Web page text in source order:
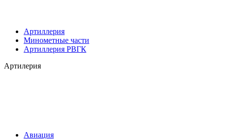
Артиллерия
Минометные части
Артиллерия РВГК
Артилерия
Авиация